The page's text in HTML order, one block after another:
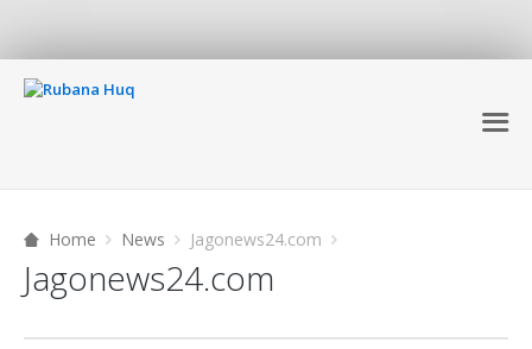
Home News Jagonews24.com
Jagonews24.com